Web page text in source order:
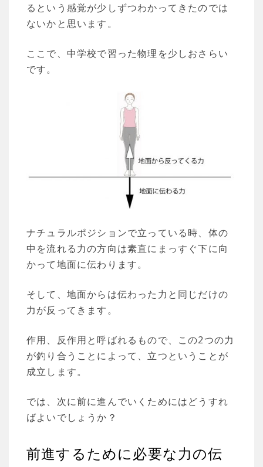
るという感覚が少しずつわかってきたのでは
ないかと思います。
ここで、中学校で習った物理を少しおさらい
です。
ナチュラルポジションで立っている時、体の
中を流れる力の方向は素直にまっすぐ下に向
かって地面に伝わります。
そして、地面からは伝わった力と同じだけの
力が反ってきます。
作用、反作用と呼ばれるもので、この2つの力
が釣り合うことによって、立つということが
成立します。
では、次に前に進んでいくためにはどうすれ
ばよいでしょうか？
前進するために必要な力の伝